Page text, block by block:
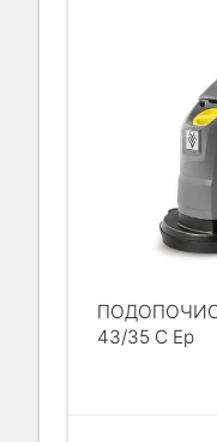
43/35 C Ep